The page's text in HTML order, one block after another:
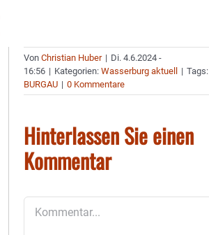
VonChristian Huber | Di. 4.6.2024 -
16:56 | Kategorien:Wasserburg aktuell | Tags:
BURGAU | 0 Kommentare
Hinterlassen Sie einen
Kommentar